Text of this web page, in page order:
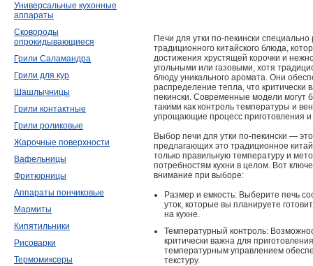
Печи для утки по-пекински
традиционного китайского блюда,
достижения хрустящей корочки и
угольными или газовыми, хотя
блюду уникального аромата. Они
распределение тепла, что критически
пекински. Современные модели
такими как контроль температуры и
упрощающие процесс приготовления
Выбор печи для утки по-пекински —
предлагающих это традиционное
только правильную температуру и
потребностям кухни в целом. Вот
внимание при выборе:
Размер и емкость: Выберите печь
уток, которые вы планируете
на кухне.
Температурный контроль:
критически важна для
температурным управлением
текстуру.
Универсальные кухонные
аппараты
Сковороды
опрокидывающиеся
Грили Саламандра
Грили для кур
Шашлычницы
Грили контактные
Грили роликовые
Жарочные поверхности
Вафельницы
Фритюрницы
Аппараты пончиковые
Мармиты
Кипятильники
Рисоварки
Термомиксеры